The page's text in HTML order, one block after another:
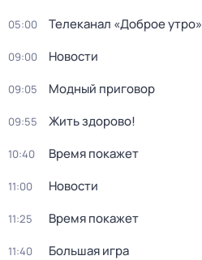
05:00 Телеканал «Доброе утро»
09:00 Новости
09:05 Модный приговор
09:55 Жить здорово!
10:40 Время покажет
11:00 Новости
11:25 Время покажет
11:40 Большая игра